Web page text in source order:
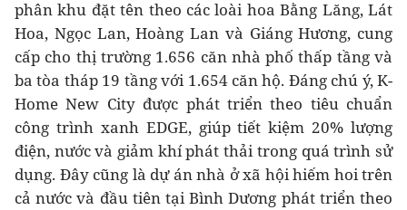
phân khu đặt tên theo các loài hoa Bằng Lăng, Lát
Hoa, Ngọc Lan, Hoàng Lan và Giáng Hương, cung
cấp cho thị trường 1.656 căn nhà phố thấp tầng và
ba tòa tháp 19 tầng với 1.654 căn hộ. Đáng chú ý, K-
Home New City được phát triển theo tiêu chuẩn
công trình xanh EDGE, giúp tiết kiệm 20% lượng
điện, nước và giảm khí phát thải trong quá trình sử
dụng. Đây cũng là dự án nhà ở xã hội hiếm hoi trên
cả nước và đầu tiên tại Bình Dương phát triển theo